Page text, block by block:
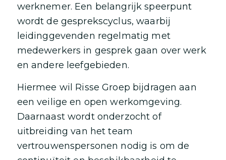
werknemer. Een belangrijk speerpunt
wordt de gesprekscyclus, waarbij
leidinggevenden regelmatig met
medewerkers in gesprek gaan over werk
en andere leefgebieden.
Hiermee wil Risse Groep bijdragen aan
een veilige en open werkomgeving.
Daarnaast wordt onderzocht of
uitbreiding van het team
vertrouwenspersonen nodig is om de